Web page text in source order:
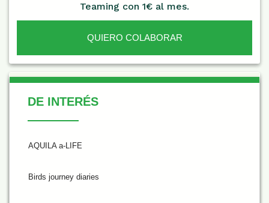
Teaming con 1€ al mes.
QUIERO COLABORAR
De Interés
DE INTERÉS
AQUILA a-LIFE
Birds journey diaries